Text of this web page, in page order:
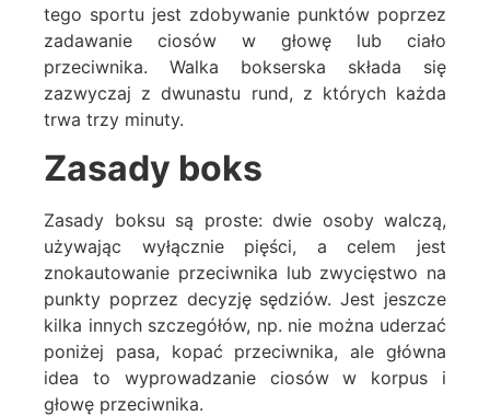
tego sportu jest zdobywanie punktów poprzez
zadawanie ciosów w głowę lub ciało
przeciwnika. Walka bokserska składa się
zazwyczaj z dwunastu rund, z których każda
trwa trzy minuty.
Zasady boks
Zasady boksu są proste: dwie osoby walczą,
używając wyłącznie pięści, a celem jest
znokautowanie przeciwnika lub zwycięstwo na
punkty poprzez decyzję sędziów. Jest jeszcze
kilka innych szczegółów, np. nie można uderzać
poniżej pasa, kopać przeciwnika, ale główna
idea to wyprowadzanie ciosów w korpus i
głowę przeciwnika.